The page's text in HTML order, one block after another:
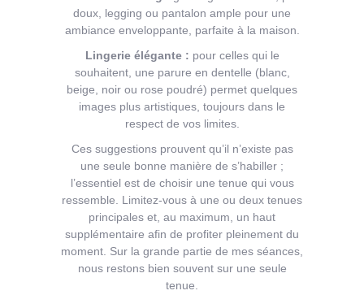
doux, legging ou pantalon ample pour une
ambiance enveloppante, parfaite à la maison.
Lingerie élégante : pour celles qui le
souhaitent, une parure en dentelle (blanc,
beige, noir ou rose poudré) permet quelques
images plus artistiques, toujours dans le
respect de vos limites.
Ces suggestions prouvent qu’il n’existe pas
une seule bonne manière de s’habiller ;
l’essentiel est de choisir une tenue qui vous
ressemble. Limitez-vous à une ou deux tenues
principales et, au maximum, un haut
supplémentaire afin de profiter pleinement du
moment. Sur la grande partie de mes séances,
nous restons bien souvent sur une seule
tenue.